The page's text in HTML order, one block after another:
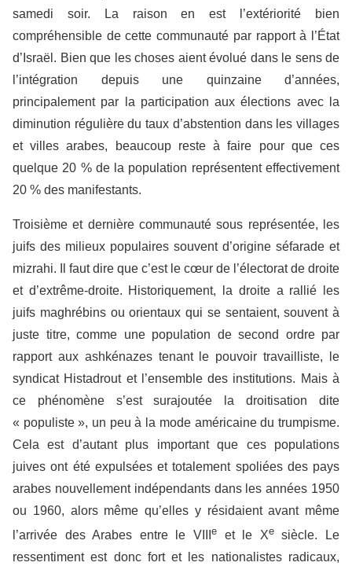
samedi soir. La raison en est l’extériorité bien
compréhensible de cette communauté par rapport à l’État
d’Israël. Bien que les choses aient évolué dans le sens de
l’intégration depuis une quinzaine d’années,
principalement par la participation aux élections avec la
diminution régulière du taux d’abstention dans les villages
et villes arabes, beaucoup reste à faire pour que ces
quelque 20 % de la population représentent effectivement
20 % des manifestants.
Troisième et dernière communauté sous représentée, les
juifs des milieux populaires souvent d’origine séfarade et
mizrahi. Il faut dire que c’est le cœur de l’électorat de droite
et d’extrême-droite. Historiquement, la droite a rallié les
juifs maghrébins ou orientaux qui se sentaient, souvent à
juste titre, comme une population de second ordre par
rapport aux ashkénazes tenant le pouvoir travailliste, le
syndicat Histadrout et l’ensemble des institutions. Mais à
ce phénomène s’est surajoutée la droitisation dite
« populiste », un peu à la mode américaine du trumpisme.
Cela est d’autant plus important que ces populations
juives ont été expulsées et totalement spoliées des pays
arabes nouvellement indépendants dans les années 1950
ou 1960, alors même qu’elles y résidaient avant même
l’arrivée des Arabes entre le VIII e et le Xesiècle. Le
ressentiment est donc fort et les nationalistes radicaux,